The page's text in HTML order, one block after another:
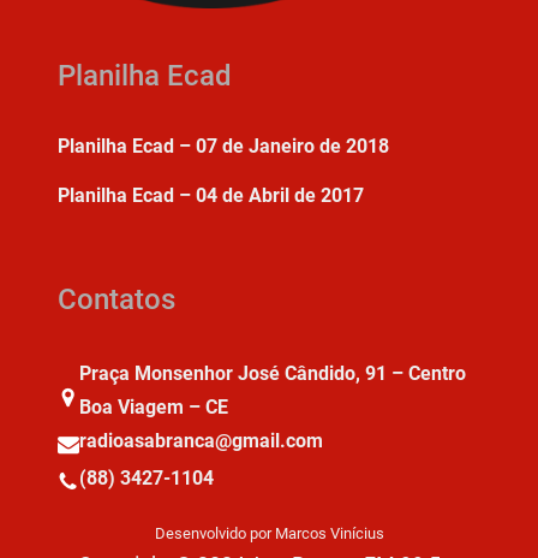
Planilha Ecad
Planilha Ecad – 07 de Janeiro de 2018
Planilha Ecad – 04 de Abril de 2017
Contatos
Praça Monsenhor José Cândido, 91 – Centro
Boa Viagem – CE
radioasabranca@gmail.com
(88) 3427-1104
Desenvolvido por Marcos Vinícius